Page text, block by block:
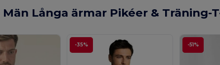
Män Långa ärmar Pikéer & Träning-
-35% -51%